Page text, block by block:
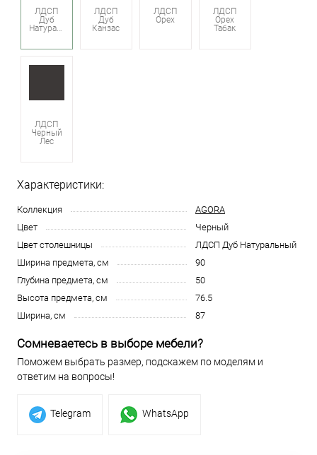
ЛДСП
Дуб
Натуральный
ЛДСП
Дуб
Канзас
ЛДСП
Орех
ЛДСП
Орех
Табак
ЛДСП
Черный
Лес
Характеристики:
Коллекция
AGORA
Цвет
Черный
Цвет столешницы
ЛДСП Дуб Натуральный
Ширина предмета, см
90
Глубина предмета, см
50
Высота предмета, см
76.5
Ширина, см
87
Сомневаетесь в выборе мебели?
Поможем выбрать размер, подскажем по моделям и
ответим на вопросы!
Telegram WhatsApp